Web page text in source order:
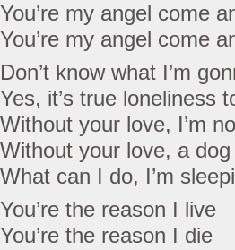
You’re my angel come
You’re my angel come
Don’t know what I’m
Yes, it’s true loneliness
Without your love, I’m
Without your love, a
What can I do, I’m
You’re the reason I live
You’re the reason I die